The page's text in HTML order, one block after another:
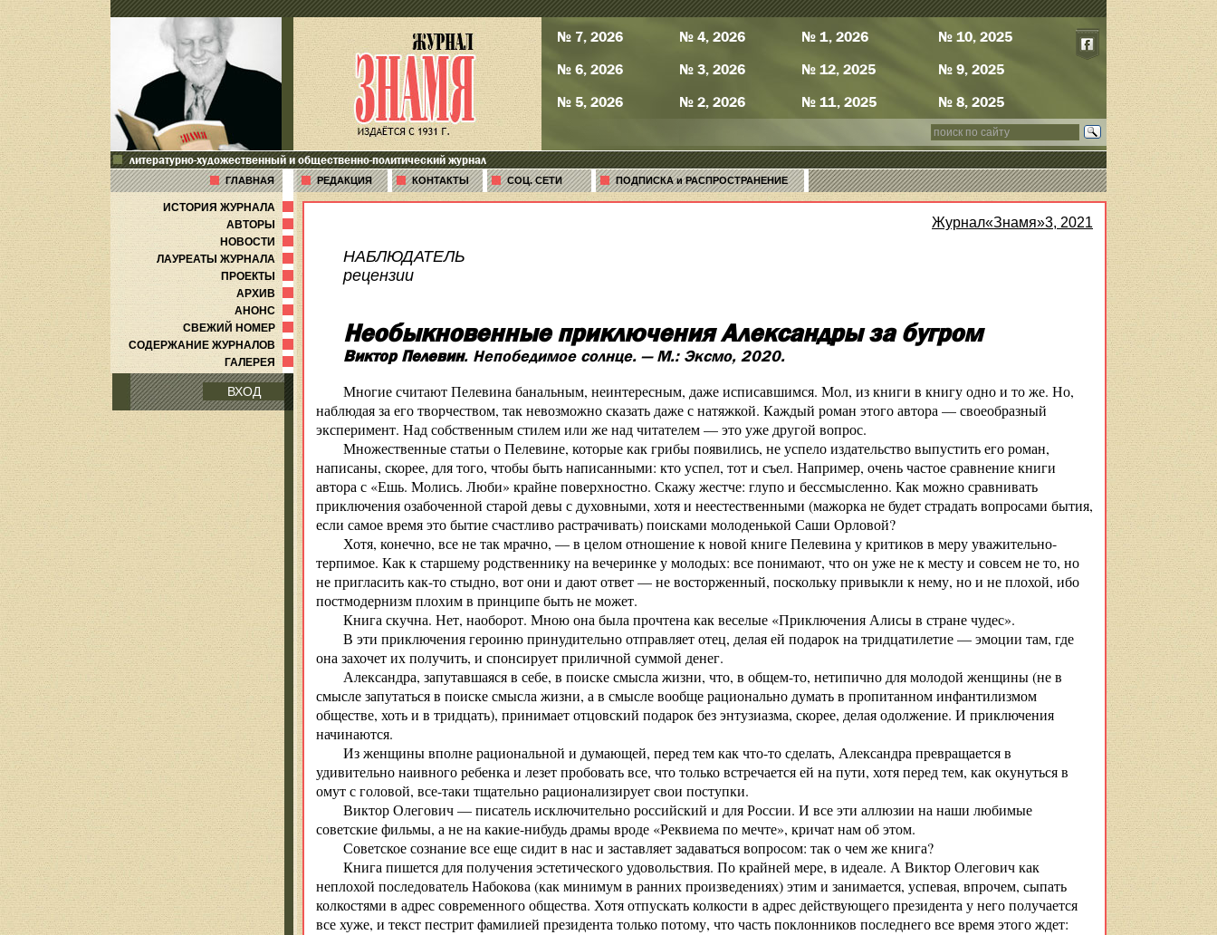
№ 7, 2026
№ 6, 2026
№ 5, 2026
№ 4, 2026
№ 3, 2026
№ 2, 2026
№ 1, 2026
№ 12, 2025
№ 11, 2025
№ 10, 2025
№ 9, 2025
№ 8, 2025
литературно-художественный и общественно-политический журнал
ГЛАВНАЯ РЕДАКЦИЯ КОНТАКТЫ СОЦ. СЕТИ ПОДПИСКА и РАСПРОСТРАНЕНИЕ
ИСТОРИЯ ЖУРНАЛА
АВТОРЫ
НОВОСТИ
ЛАУРЕАТЫ ЖУРНАЛА
ПРОЕКТЫ
АРХИВ
АНОНС
СВЕЖИЙ НОМЕР
СОДЕРЖАНИЕ ЖУРНАЛОВ
ГАЛЕРЕЯ
ВХОД
Журнал«Знамя»3, 2021
НАБЛЮДАТЕЛЬ
рецензии
Необыкновенные приключения Александры за бугром
Виктор Пелевин. Непобедимое солнце. — М.: Эксмо, 2020.
Многие считают Пелевина банальным, неинтересным, даже исписавшимся. Мол, из книги в книгу одно и то же. Но,
наблюдая за его творчеством, так невозможно сказать даже с натяжкой. Каждый роман этого автора — своеобразный
эксперимент. Над собственным стилем или же над читателем — это уже другой вопрос.
Множественные статьи о Пелевине, которые как грибы появились, не успело издательство выпустить его роман,
написаны, скорее, для того, чтобы быть написанными: кто успел, тот и съел. Например, очень частое сравнение книги
автора с «Ешь. Молись. Люби» крайне поверхностно. Скажу жестче: глупо и бессмысленно. Как можно сравнивать
приключения озабоченной старой девы с духовными, хотя и неестественными (мажорка не будет страдать вопросами бытия,
если самое время это бытие счастливо растрачивать) поисками молоденькой Саши Орловой?
Хотя, конечно, все не так мрачно, — в целом отношение к новой книге Пелевина у критиков в меру уважительно-
терпимое. Как к старшему родственнику на вечеринке у молодых: все понимают, что он уже не к месту и совсем не то, но
не пригласить как-то стыдно, вот они и дают ответ — не восторженный, поскольку привыкли к нему, но и не плохой, ибо
постмодернизм плохим в принципе быть не может.
Книга скучна. Нет, наоборот. Мною она была прочтена как веселые «Приключения Алисы в стране чудес».
В эти приключения героиню принудительно отправляет отец, делая ей подарок на тридцатилетие — эмоции там, где
она захочет их получить, и спонсирует приличной суммой денег.
Александра, запутавшаяся в себе, в поиске смысла жизни, что, в общем-то, нетипично для молодой женщины (не в
смысле запутаться в поиске смысла жизни, а в смысле вообще рационально думать в пропитанном инфантилизмом
обществе, хоть и в тридцать), принимает отцовский подарок без энтузиазма, скорее, делая одолжение. И приключения
начинаются.
Из женщины вполне рациональной и думающей, перед тем как что-то сделать, Александра превращается в
удивительно наивного ребенка и лезет пробовать все, что только встречается ей на пути, хотя перед тем, как окунуться в
омут с головой, все-таки тщательно рационализирует свои поступки.
Виктор Олегович — писатель исключительно российский и для России. И все эти аллюзии на наши любимые
советские фильмы, а не на какие-нибудь драмы вроде «Реквиема по мечте», кричат нам об этом.
Советское сознание все еще сидит в нас и заставляет задаваться вопросом: так о чем же книга?
Книга пишется для получения эстетического удовольствия. По крайней мере, в идеале. А Виктор Олегович как
неплохой последователь Набокова (как минимум в ранних произведениях) этим и занимается, успевая, впрочем, сыпать
колкостями в адрес современного общества. Хотя отпускать колкости в адрес действующего президента у него получается
все хуже, и текст пестрит фамилией президента только потому, что часть поклонников последнего все время этого ждет: